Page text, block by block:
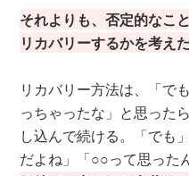
それよりも、否定的なこ
リカバリーするかを考え
リカバリー方法は、「で
っちゃったな」と思った
し込んで続ける。「でも
だよね」「○○って思った